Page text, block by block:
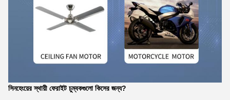
সিনহেংয়ের স্থায়ী ফেরাইট চুম্বকগুলো কিসের জন্য?